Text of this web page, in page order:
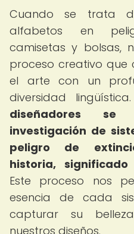
Cuando se trata
alfabetos en
camisetas y bolsas,
proceso creativo
el arte con un
diversidad lingüística.
diseñadores
investigación de
peligro de
historia,
Este proceso nos
esencia de cada
capturar su
nuestros diseños.